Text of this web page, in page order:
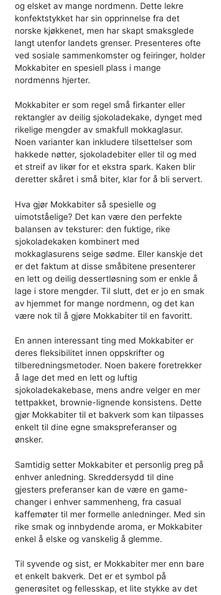
og elsket av mange nordmenn. Dette lekre
konfektstykket har sin opprinnelse fra det
norske kjøkkenet, men har skapt smaksglede
langt utenfor landets grenser. Presenteres ofte
ved sosiale sammenkomster og feiringer, holder
Mokkabiter en spesiell plass i mange
nordmenns hjerter.
Mokkabiter er som regel små firkanter eller
rektangler av deilig sjokoladekake, dynget med
rikelige mengder av smakfull mokkaglasur.
Noen varianter kan inkludere tilsettelser som
hakkede nøtter, sjokoladebiter eller til og med
et streif av likør for et ekstra spark. Kaken blir
deretter skåret i små biter, klar for å bli servert.
Hva gjør Mokkabiter så spesielle og
uimotståelige? Det kan være den perfekte
balansen av teksturer: den fuktige, rike
sjokoladekaken kombinert med
mokkaglasurens seige sødme. Eller kanskje det
er det faktum at disse småbitene presenterer
en lett og deilig dessertløsning som er enkle å
lage i store mengder. Til slutt, det er jo en smak
av hjemmet for mange nordmenn, og det kan
være nok til å gjøre Mokkabiter til en favoritt.
En annen interessant ting med Mokkabiter er
deres fleksibilitet innen oppskrifter og
tilberedningsmetoder. Noen bakere foretrekker
å lage det med en lett og luftig
sjokoladekakebase, mens andre velger en mer
tettpakket, brownie-lignende konsistens. Dette
gjør Mokkabiter til et bakverk som kan tilpasses
enkelt til dine egne smakspreferanser og
ønsker.
Samtidig setter Mokkabiter et personlig preg på
enhver anledning. Skreddersydd til dine
gjesters preferanser kan de være en game-
changer i enhver sammenheng, fra casual
kaffemøter til mer formelle anledninger. Med sin
rike smak og innbydende aroma, er Mokkabiter
enkel å elske og vanskelig å glemme.
Til syvende og sist, er Mokkabiter mer enn bare
et enkelt bakverk. Det er et symbol på
generøsitet og fellesskap, et lite stykke av det